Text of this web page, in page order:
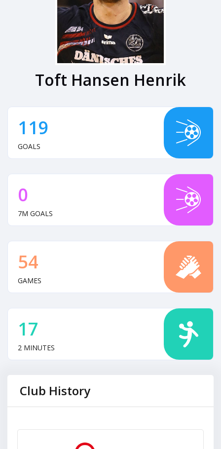
Toft Hansen Henrik
119
GOALS
0
7M GOALS
54
GAMES
17
2 MINUTES
Club History